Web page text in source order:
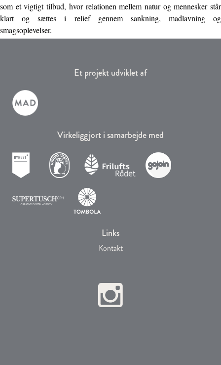
som et vigtigt tilbud, hvor relationen mellem natur og mennesker står
klart og sættes i relief gennem sankning, madlavning og
smagsoplevelser.
Et projekt udviklet af
Virkeliggjort i samarbejde med
Links
Kontakt